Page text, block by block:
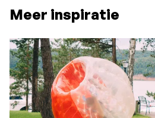
Meer inspiratie